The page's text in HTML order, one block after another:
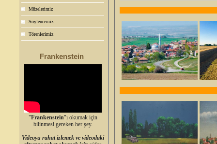
Müzelerimiz
Söylencemiz
Törenlerimiz
Frankenstein
"Frankenstein"ı okumak için
bilinmesi gereken her şey.
Videoyu rahat izlemek ve videodaki